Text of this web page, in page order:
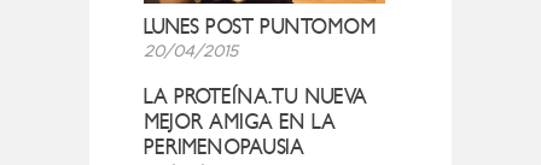
LUNES POST PUNTOMOM
20/04/2015
LA PROTEÍNA.TU NUEVA
MEJOR AMIGA EN LA
PERIMENOPAUSIA